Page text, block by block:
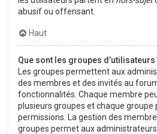
abusif ou offensant.
Haut
Que sont les groupes d’utilisateurs
Les groupes permettent aux
des membres et des invités au
fonctionnalités. Chaque membre
plusieurs groupes et chaque groupe
permissions. La gestion des
groupes permet aux